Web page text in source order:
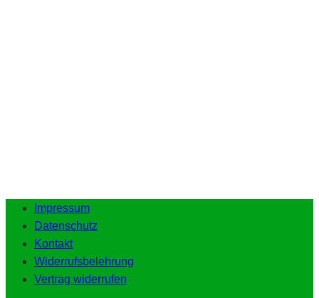
Impressum
Datenschutz
Kontakt
Widerrufsbelehrung
Vertrag widerrufen